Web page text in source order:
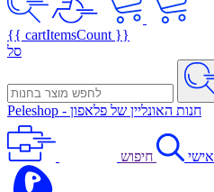
{{ cartItemsCount }}
סל
Peleshop - חנות האונליין של פלאפון
אישי חיפוש